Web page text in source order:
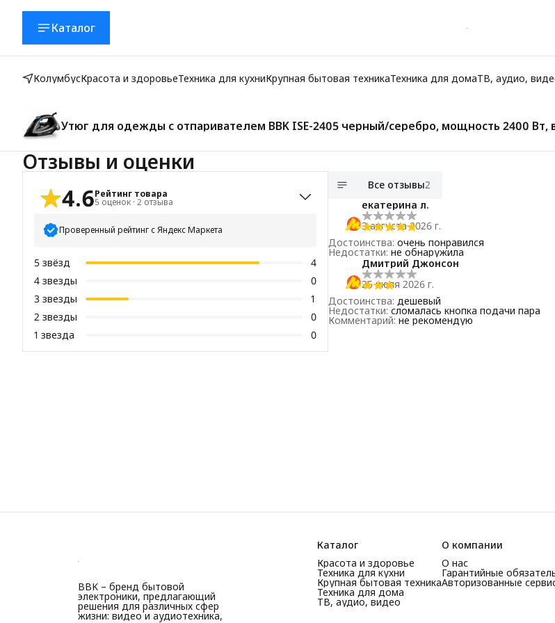
Каталог
КолумбусКрасота и здоровьеТехника для кухниКрупная бытовая техникаТехника для домаТВ, аудио,
Утюг для одежды с отпаривателем BBK ISE-2405 черный/серебро, мощность 2400 Вт,
Отзывы и оценки
4.6Рейтинг товара
5 оценок · 2 отзыва
Проверенный рейтинг с Яндекс Маркета
5 звёзд
4
4 звезды
0
3 звезды
1
2 звезды
0
1 звезда 0
Все отзывы2
екатерина л.
3 августа 2026 г.
Достоинства: очень понравился
Недостатки: не обнаружила
Дмитрий Джонсон
25 июля 2026 г.
Достоинства: дешевый
Недостатки: сломалась кнопка подачи пара
Комментарий: не рекомендую
BBK – бренд бытовой
электроники, предлагающий
решения для различных сфер
жизни: видео и аудиотехника,
Каталог
Красота и здоровье
Техника для кухни
Крупная бытовая техника
Техника для дома
ТВ, аудио, видео
О компании
О нас
Гарантийные
Авторизованные